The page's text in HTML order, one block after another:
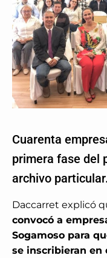
Cuarenta
primera fase del
archivo particular.
Daccarret explicó
convocó a
Sogamoso para
se inscribieran en